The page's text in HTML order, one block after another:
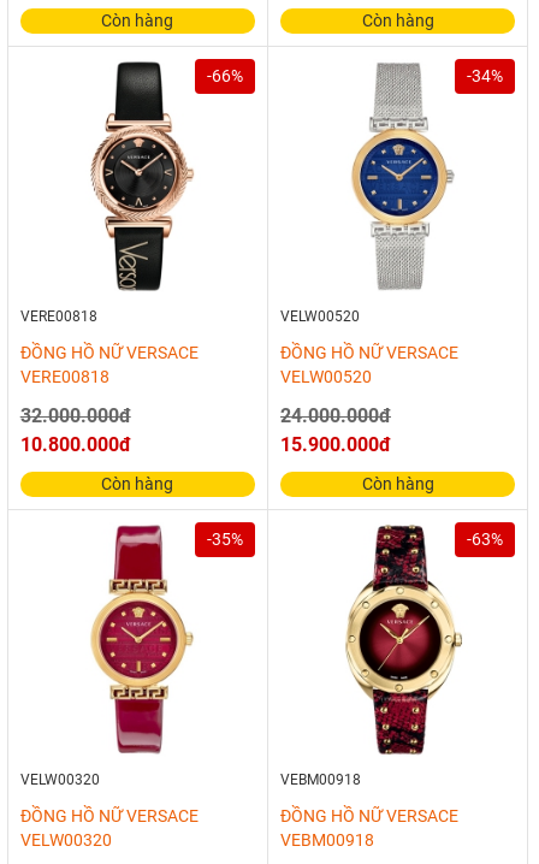
Còn hàng Còn hàng
-66%
VERE00818
ĐỒNG HỒ NỮ VERSACE
VERE00818
32.000.000đ
10.800.000đ
Còn hàng
-34%
VELW00520
ĐỒNG HỒ NỮ VERSACE
VELW00520
24.000.000đ
15.900.000đ
Còn hàng
-35%
VELW00320
ĐỒNG HỒ NỮ VERSACE
VELW00320
-63%
VEBM00918
ĐỒNG HỒ NỮ VERSACE
VEBM00918